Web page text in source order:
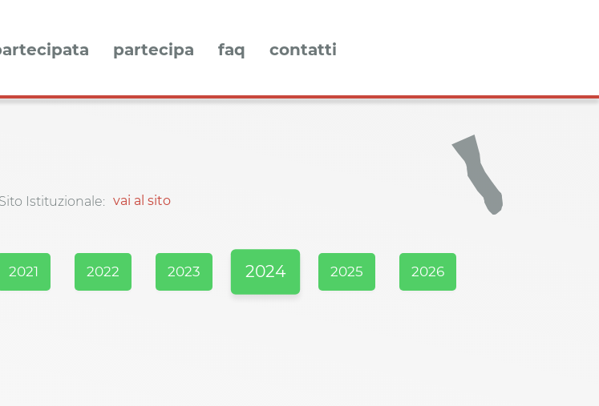
partecipa faq contatti
Sito Istituzionale: vai al sito
2021 2022 2023 2024 2025 2026